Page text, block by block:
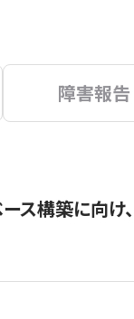
障害報告
ス構築に向